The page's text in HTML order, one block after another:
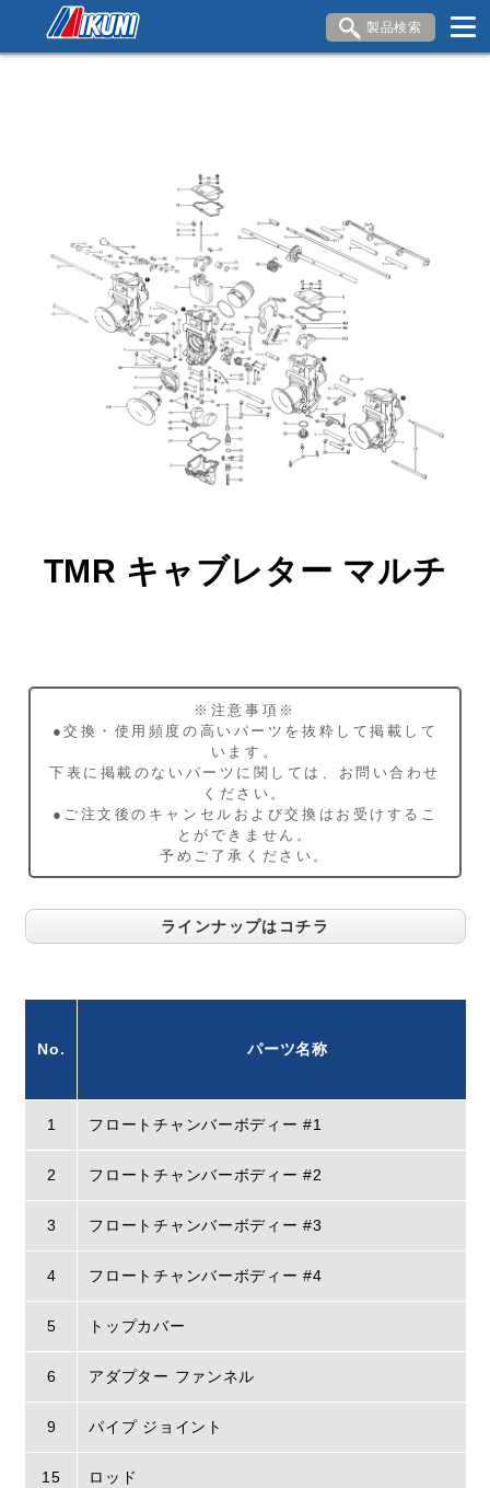
製品検索
YAMAHA
KAWASAKI DUCATI
閉じる
TMR キャブレター マルチ
※注意事項※
●交換・使用頻度の高いパーツを抜粋して掲載して
います。
下表に掲載のないパーツに関しては、お問い合わせ
ください。
●ご注文後のキャンセルおよび交換はお受けするこ
とができません。
予めご了承ください。
ラインナップはコチラ
No. パーツ名称
1 フロートチャンバーボディー #1
2 フロートチャンバーボディー #2
3 フロートチャンバーボディー #3
4 フロートチャンバーボディー #4
5 トップカバー
6 アダプター ファンネル
9 パイプ ジョイント
15 ロッド